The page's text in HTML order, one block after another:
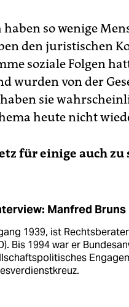
so wenige
den juristischen
soziale Folgen
wurden von der
sie
heute nicht
für einige auch
Manfred Bruns
1939, ist
Bis 1994 war er